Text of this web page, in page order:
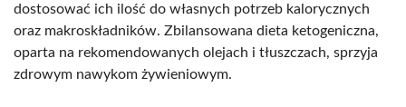
dostosować ich ilość do własnych potrzeb kalorycznych
oraz makroskładników. Zbilansowana dieta ketogeniczna,
oparta na rekomendowanych olejach i tłuszczach, sprzyja
zdrowym nawykom żywieniowym.